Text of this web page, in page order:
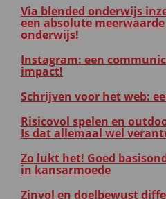
Via blended onderwijs
een absolute
onderwijs!
Instagram: een
impact!
Schrijven voor het web:
Risicovol spelen en
Is dat allemaal wel
Zo lukt het! Goed
in kansarmoede
Zinvol en doelbewust